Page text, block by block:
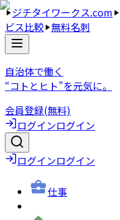
ジチタイワークス.com
ビス比較 無料名刺
自治体で働く
“コトとヒト”を元気に。
会員登録(無料)
ログインログイン
ログインログイン
仕事